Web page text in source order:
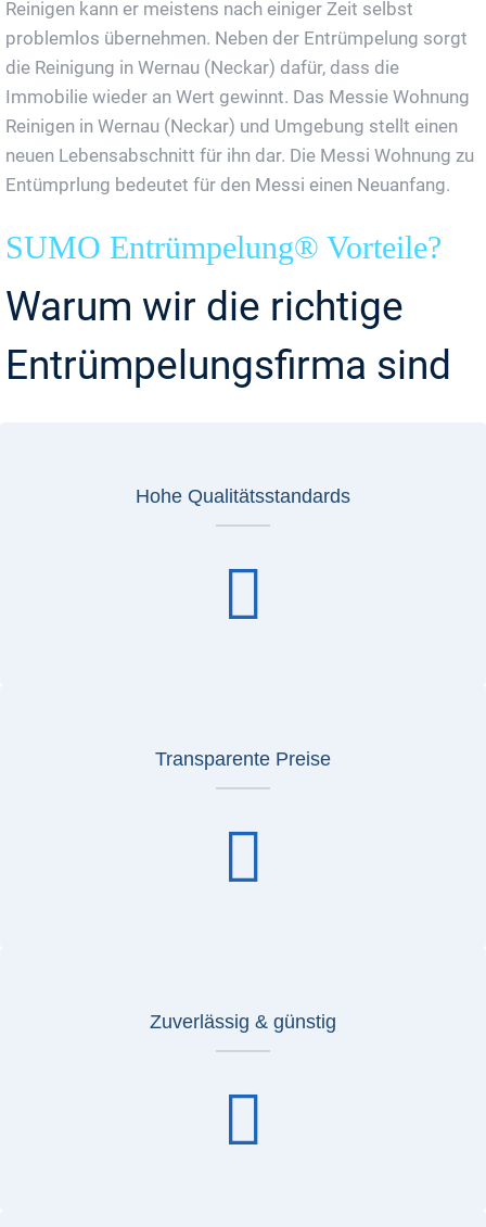
Reinigen kann er meistens nach einiger Zeit selbst
problemlos übernehmen. Neben der Entrümpelung sorgt
die Reinigung in Wernau (Neckar) dafür, dass die
Immobilie wieder an Wert gewinnt. Das Messie Wohnung
Reinigen in Wernau (Neckar) und Umgebung stellt einen
neuen Lebensabschnitt für ihn dar. Die Messi Wohnung zu
Entümprlung bedeutet für den Messi einen Neuanfang.
SUMO Entrümpelung® Vorteile?
Warum wir die richtige
Entrümpelungsfirma sind
Hohe Qualitätsstandards
Transparente Preise
Zuverlässig & günstig